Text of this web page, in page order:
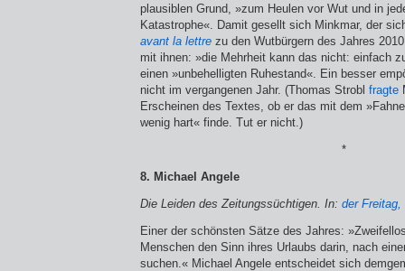
plausiblen Grund, »zum Heulen vor Wut und in
Katastrophe«. Damit gesellt sich Minkmar, der
avant la lettre zu den Wutbürgern des Jahres
mit ihnen: »die Mehrheit kann das nicht: einfach
einen »unbehelligten Ruhestand«. Ein besser
nicht im vergangenen Jahr. (Thomas Strobl fragte
Erscheinen des Textes, ob er das mit dem
wenig hart« finde. Tut er nicht.)
*
8. Michael Angele
Die Leiden des Zeitungssüchtigen. In: der
Einer der schönsten Sätze des Jahres:
Menschen den Sinn ihres Urlaubs darin, nach
suchen.« Michael Angele entscheidet sich